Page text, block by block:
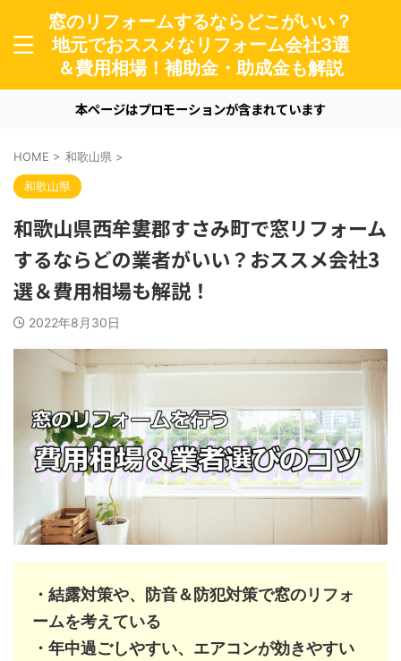
窓のリフォームするならどこがいい？
地元でおススメなリフォーム会社3選
＆費用相場！補助金・助成金も解説
本ページはプロモーションが含まれています
HOME > 和歌山県 >
和歌山県
和歌山県西牟婁郡すさみ町で窓リフォーム
するならどの業者がいい？おススメ会社3
選＆費用相場も解説！
2022年8月30日
・結露対策や、防音＆防犯対策で窓のリフォ
ームを考えている
・年中過ごしやすい、エアコンが効きやすい